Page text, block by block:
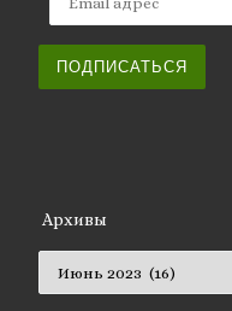
ПОДПИСАТЬСЯ
Архивы